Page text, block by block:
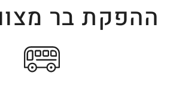
ההפקת בר